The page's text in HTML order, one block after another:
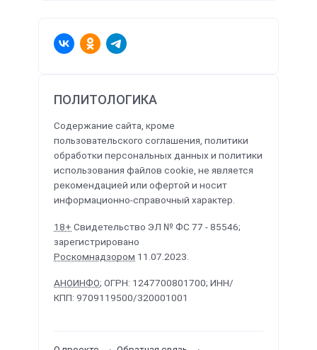
ПОЛИТОЛОГИКА
Содержание сайта, кроме
пользовательского соглашения, политики
обработки персональных данных и политики
использования файлов cookie, не является
рекомендацией или офертой и носит
информационно-справочный характер.
18+ Свидетельство ЭЛ № ФС 77 - 85546;
зарегистрировано
Роскомнадзором 11.07.2023.
АНОИНФО; ОГРН: 1247700801700; ИНН/
КПП: 9709119500/320001001